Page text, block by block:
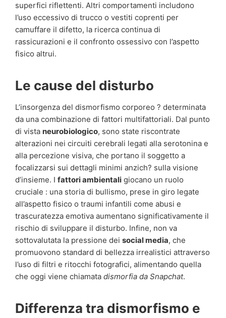
superfici riflettenti. Altri comportamenti includono
l’uso eccessivo di trucco o vestiti coprenti per
camuffare il difetto, la ricerca continua di
rassicurazioni e il confronto ossessivo con l’aspetto
fisico altrui.
Le cause del disturbo
L’insorgenza del dismorfismo corporeo ? determinata
da una combinazione di fattori multifattoriali. Dal punto
di vista neurobiologico, sono state riscontrate
alterazioni nei circuiti cerebrali legati alla serotonina e
alla percezione visiva, che portano il soggetto a
focalizzarsi sui dettagli minimi anzich? sulla visione
d’insieme. I fattori ambientali giocano un ruolo
cruciale : una storia di bullismo, prese in giro legate
all’aspetto fisico o traumi infantili come abusi e
trascuratezza emotiva aumentano significativamente il
rischio di sviluppare il disturbo. Infine, non va
sottovalutata la pressione dei social media, che
promuovono standard di bellezza irrealistici attraverso
l’uso di filtri e ritocchi fotografici, alimentando quella
che oggi viene chiamata dismorfia da Snapchat.
Differenza tra dismorfismo e